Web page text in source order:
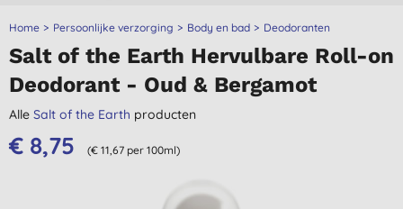
Home Persoonlijke verzorging Body en bad Deodoranten
Salt of the Earth Hervulbare Roll-on
Deodorant - Oud & Bergamot
Alle Salt of the Earth producten
€ 8,75 (€ 11,67 per 100ml)